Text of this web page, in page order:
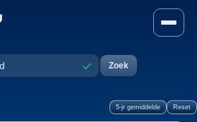
's-Graveland,
✓ Zoek
5-jr gemiddelde Reset